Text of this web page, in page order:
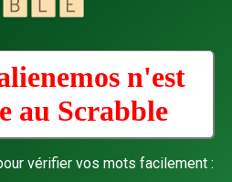
n'est
au Scrabble
vérifier vos mots facilement :